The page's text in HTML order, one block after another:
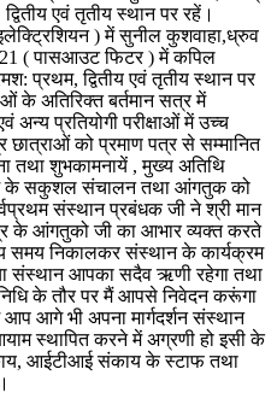
एवं तृतीय स्थान पर रहें।
) में सुनील कुशवाहा,ध्रुव
( पासआउट फिटर ) में कपिल
प्रथम, द्वितीय एवं तृतीय स्थान पर
के अतिरिक्त बर्तमान सत्र में
अन्य प्रतियोगी परीक्षाओं में उच्च
को प्रमाण पत्र से सम्मानित
तथा शुभकामनायें , मुख्य अतिथि
के सकुशल संचालन तथा आंगतुक को
संस्थान प्रबंधक जी ने श्री मान
के आंगतुको जी का आभार व्यक्त करते
समय निकालकर संस्थान के कार्यक्रम
संस्थान आपका सदैव ऋणी रहेगा तथा
के तौर पर मैं आपसे निवेदन करूंगा
आप आगे भी अपना मार्गदर्शन संस्थान
स्थापित करने में अग्रणी हो इसी के
आईटीआई संकाय के स्टाफ तथा